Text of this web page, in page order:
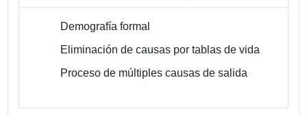
Demografía formal
Eliminación de causas por tablas de vida
Proceso de múltiples causas de salida